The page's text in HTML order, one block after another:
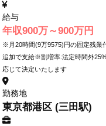
給与
年収900万～900万円
※月20時間(9万9575)円の固定残業
追加で支給※割増率:法定時間外
応じて決定いたします
勤務地
東京都港区 (三田駅)